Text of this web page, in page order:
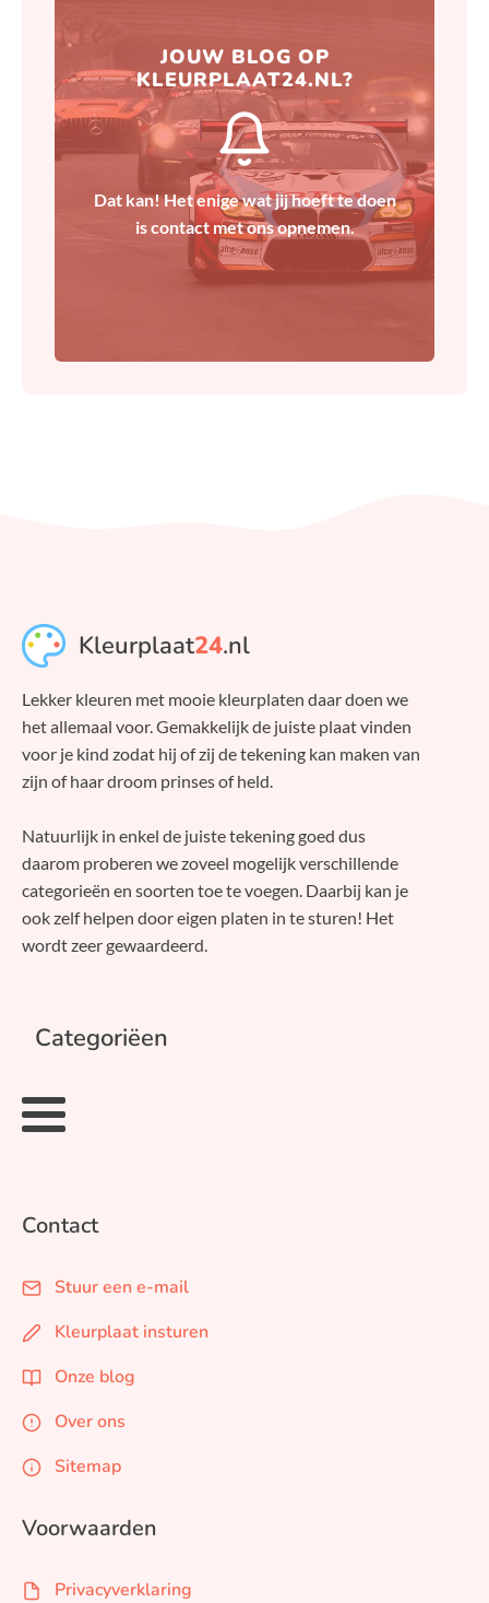
JOUW BLOG OP
KLEURPLAAT24.NL?
Dat kan! Het enige wat jij hoeft te doen
is contact met ons opnemen.
Hierna zorgen wij ervoor dat
jouw blog naar wens op onze
website gepubliceerd wordt.
Contact
Kleurplaat24.nl
Lekker kleuren met mooie kleurplaten daar doen we
het allemaal voor. Gemakkelijk de juiste plaat vinden
voor je kind zodat hij of zij de tekening kan maken van
zijn of haar droom prinses of held.
Natuurlijk in enkel de juiste tekening goed dus
daarom proberen we zoveel mogelijk verschillende
categorieën en soorten toe te voegen. Daarbij kan je
ook zelf helpen door eigen platen in te sturen! Het
wordt zeer gewaardeerd.
Categoriëen
Contact
Stuur een e-mail
Kleurplaat insturen
Onze blog
Over ons
Sitemap
Voorwaarden
Privacyverklaring